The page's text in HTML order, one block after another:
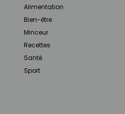
Alimentation
Bien-être
Minceur
Recettes
Santé
Sport